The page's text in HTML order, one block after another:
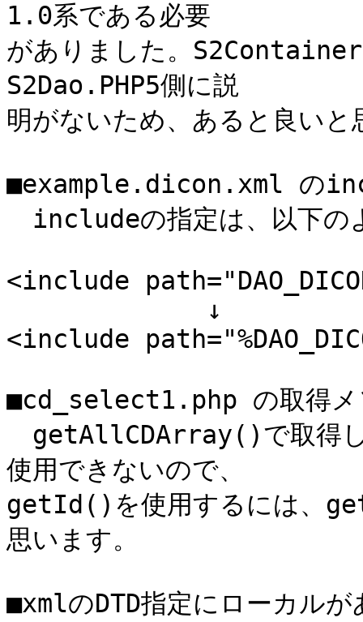
1.0系である必要
がありました。
S2Dao.PHP5側に説
明がないため、あると良いと
■example.dicon.xml の
includeの指定は、以下の
<include
<include
■cd_select1.php の取得メ
getAllCDArray()で取得
使用できないので、
getId()を使用するには、
思います。
■xmlのDTD指定にローカルが